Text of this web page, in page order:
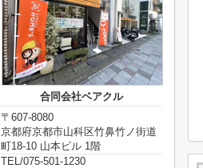
合同会社ベアクル
〒607-8080
京都府京都市山科区竹鼻竹ノ街道
町18-10 山本ビル 1階
TEL/075-501-1230